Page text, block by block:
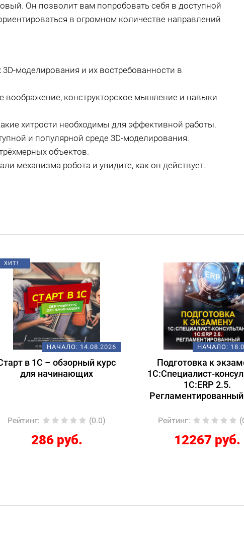
Он позволит вам попробовать себя в доступной
в огромном количестве направлений
моделирования и их востребованности в
воображение, конструкторское мышление и навыки
хитрости необходимы для эффективной работы.
и популярной среде 3D-моделирования.
объектов.
механизма робота и увидите, как он действует.
ХИТ!
НАЧАЛО: 14.08.2026
в 1С – обзорный курс
для начинающих
Рейтинг: (0.0)
286 руб.
НАЧАЛО:
Подготовка к
1С:Специалист-
1С:ERP 2.5.
Регламентированный
Рейтинг:
12267 руб.